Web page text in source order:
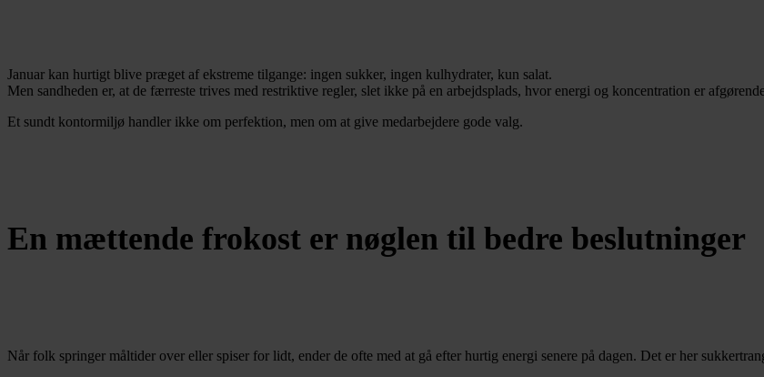
Januar kan hurtigt blive præget af ekstreme tilgange: ingen sukker, ingen kulhydrater, kun salat.
Men sandheden er, at de færreste trives med restriktive regler, slet ikke på en arbejdsplads, hvor energi og koncentration er
Et sundt kontormiljø handler ikke om perfektion, men om at give medarbejdere gode valg.
En mættende frokost er nøglen til bedre beslutninger
Når folk springer måltider over eller spiser for lidt, ender de ofte med at gå efter hurtig energi senere på dagen. Det er her